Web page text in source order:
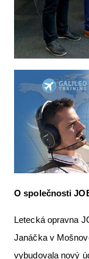
O společnosti
Letecká opravna
Janáčka v
vybudovala nový